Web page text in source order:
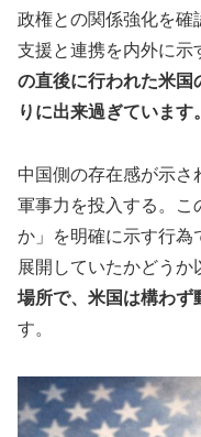
政権との関係強化を確
支援と連携を内外に示
の直後に行われた米国
りに出来過ぎています。
中国側の存在感が示
軍事力を投入する。こ
か」を明確に示す行為
展開していたかどうか
場所で、米国は構わず
す。